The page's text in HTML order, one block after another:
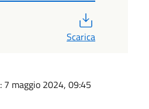
Scarica
: 7 maggio 2024, 09:45